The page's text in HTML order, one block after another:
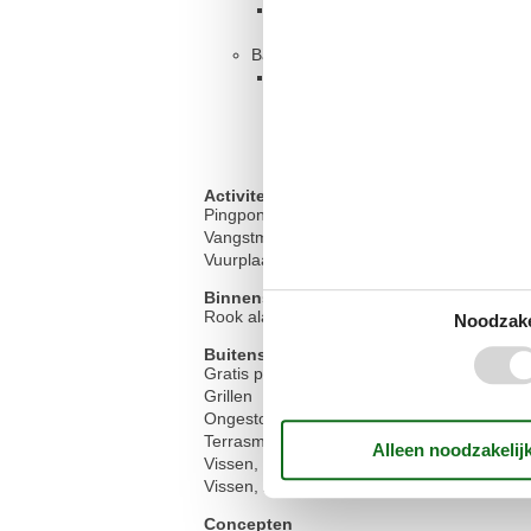
Badkamer
Activiteiten
Pingpong
Vangstmogelijkheid, Fjord
Vuurplaats
Binnenshuis
Rook alarm
Buitenshuis
Gratis parkeerplaats op het terrein
Grillen
Ongestoord terrein
Terrasmeubilair
Vissen, Makreel/haring
Vissen, zalm/zeeforel
Concepten